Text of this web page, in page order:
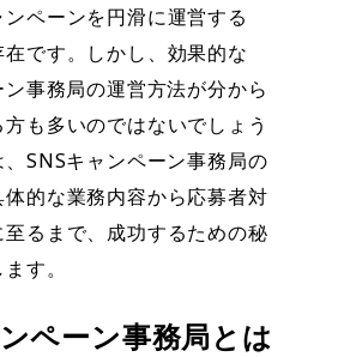
ペーンを円滑に運営する
在です。しかし、効果的な
事務局の運営方法が分から
も多いのではないでしょう
SNSキャンペーン事務局の
的な業務内容から応募者対
るまで、成功するための秘
す。
ペーン事務局とは